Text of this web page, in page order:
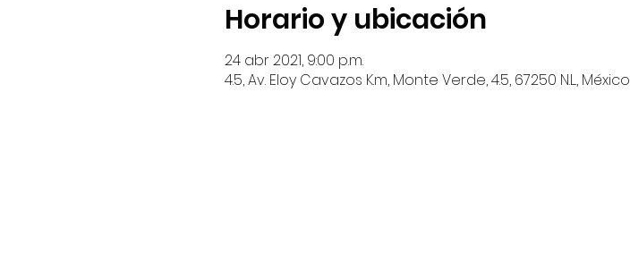
Horario y ubicación
24 abr 2021, 9:00 p.m.
4.5, Av. Eloy Cavazos K.m, Monte Verde, 4.5, 67250 N.L., México